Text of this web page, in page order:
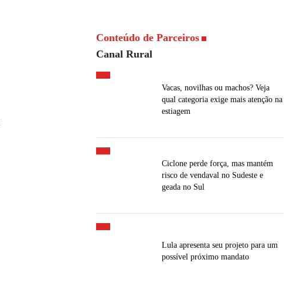
Conteúdo de Parceiros
Canal Rural
Vacas, novilhas ou machos? Veja
qual categoria exige mais atenção na
estiagem
Ciclone perde força, mas mantém
risco de vendaval no Sudeste e
geada no Sul
Lula apresenta seu projeto para um
possível próximo mandato